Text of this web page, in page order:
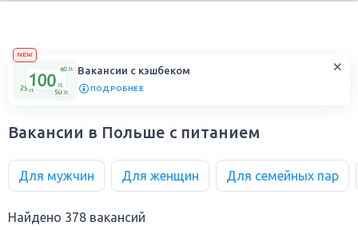
NEW
Вакансии с кэшбеком
ПОДРОБНЕЕ
Вакансии в Польше с питанием
Для мужчин Для женщин Для семейных пар
Найдено 378 вакансий